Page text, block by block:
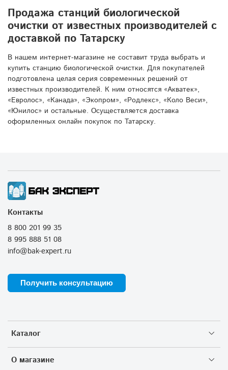
Продажа станций биологической
очистки от известных производителей с
доставкой по Татарску
В нашем интернет-магазине не составит труда выбрать и
купить станцию биологической очистки. Для покупателей
подготовлена целая серия современных решений от
известных производителей. К ним относятся «Акватек»,
«Евролос», «Канада», «Экопром», «Родлекс», «Коло Веси»,
«Юнилос» и остальные. Осуществляется доставка
оформленных онлайн покупок по Татарску.
Каталог
О магазине
Контакты
8 800 201 99 35
8 995 888 51 08
info@bak-expert.ru
Получить консультацию